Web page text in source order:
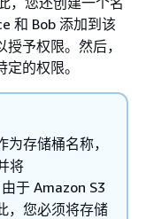
和 Bob 添加到该
予权限。然后，
的权限。
为存储桶名称，
将
于 Amazon S3
，您必须将存储